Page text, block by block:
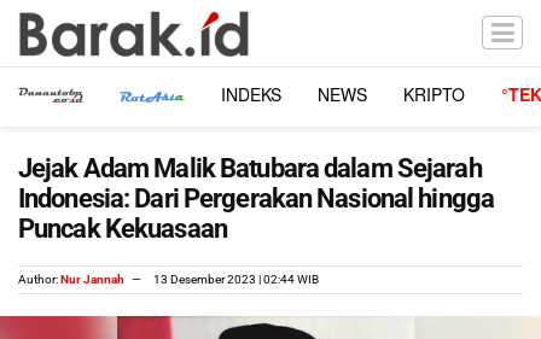
INDEKS NEWS KRIPTO
Jejak Adam Malik Batubara dalam Sejarah
Indonesia: Dari Pergerakan Nasional hingga
Puncak Kekuasaan
Author:Nur Jannah 13 Desember 2023 | 02:44 WIB